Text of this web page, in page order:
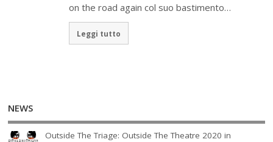
on the road again col suo bastimento…
Leggi tutto
NEWS
Outside The Triage: Outside The Theatre 2020 in